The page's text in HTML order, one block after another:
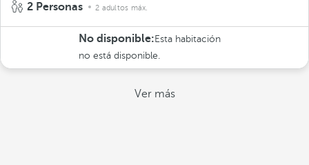
2 Personas 2 adultos máx.
No disponible: Esta habitación
no está disponible.
Ver más